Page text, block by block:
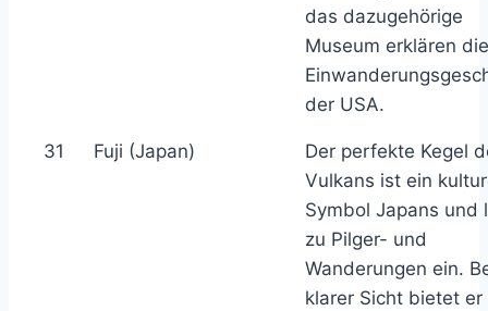
das dazugehörige
Museum erklären die
der USA.
31 Fuji (Japan)
Der perfekte Kegel
Vulkans ist ein
Symbol Japans und
zu Pilger- und
Wanderungen ein.
klarer Sicht bietet er